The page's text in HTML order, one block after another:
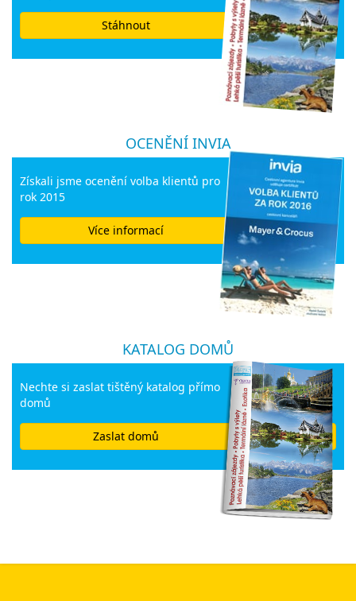
Stáhnout
OCENĚNÍ INVIA
Získali jsme ocenění volba klientů pro
rok 2015
Více informací
KATALOG DOMŮ
Nechte si zaslat tištěný katalog přímo
domů
Zaslat domů